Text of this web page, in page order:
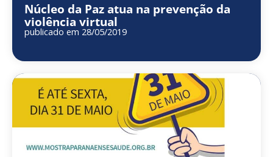
Núcleo da Paz atua na prevenção da
violência virtual
publicado em 28/05/2019